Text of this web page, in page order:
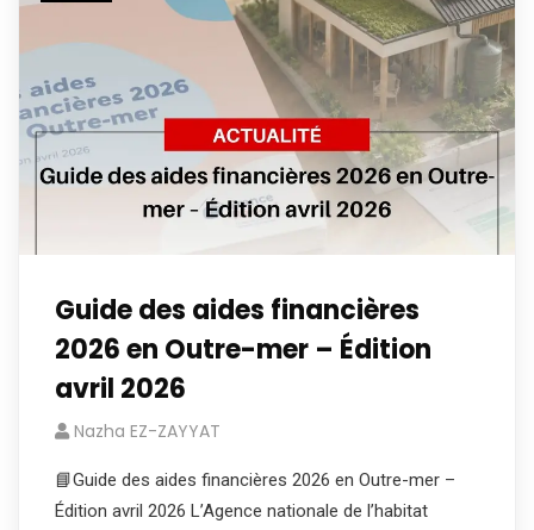
Guide des aides financières
2026 en Outre-mer – Édition
avril 2026
Nazha EZ-ZAYYAT
📘Guide des aides financières 2026 en Outre-mer –
Édition avril 2026 L’Agence nationale de l’habitat